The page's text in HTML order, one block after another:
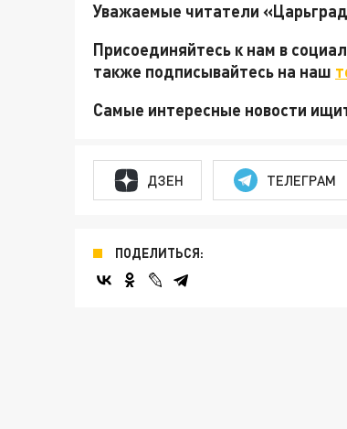
Уважаемые читатели
Присоединяйтесь к нам в
также подписывайтесь на наш
Самые интересные новости
ДЗЕН ТЕЛЕГРАМ
ПОДЕЛИТЬСЯ: